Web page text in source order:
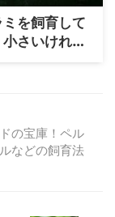
を飼育して
さいけれど
の宝庫！ペル
などの飼育法